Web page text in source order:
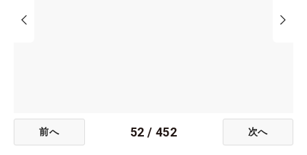
前へ 52 / 452 次へ